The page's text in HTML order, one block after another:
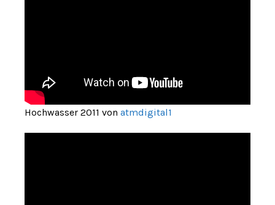
Hochwasser 2011 von atmdigital1